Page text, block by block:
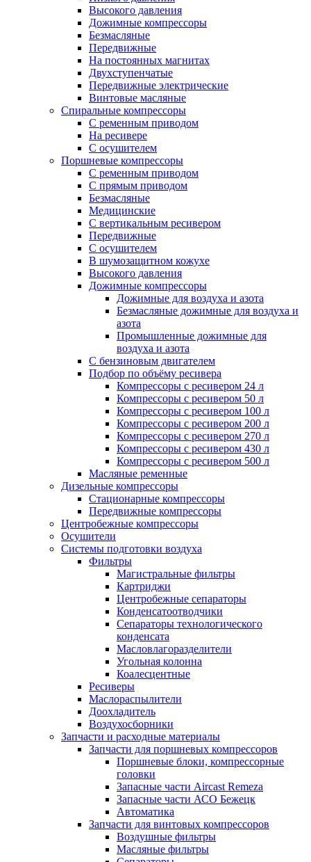
Высокого давления
Дожимные компрессоры
Безмасляные
Передвижные
На постоянных магнитах
Двухступенчатые
Передвижные электрические
Винтовые масляные
Спиральные компрессоры
С ременным приводом
На ресивере
С осушителем
Поршневые компрессоры
С ременным приводом
С прямым приводом
Безмасляные
Медицинские
С вертикальным ресивером
Передвижные
С осушителем
В шумозащитном кожухе
Высокого давления
Дожимные компрессоры
Дожимные для воздуха и азота
Безмасляные дожимные для воздуха и
азота
Промышленные дожимные для
воздуха и азота
С бензиновым двигателем
Подбор по объёму ресивера
Компрессоры с ресивером 24 л
Компрессоры с ресивером 50 л
Компрессоры с ресивером 100 л
Компрессоры с ресивером 200 л
Компрессоры с ресивером 270 л
Компрессоры с ресивером 430 л
Компрессоры с ресивером 500 л
Масляные ременные
Дизельные компрессоры
Стационарные компрессоры
Передвижные компрессоры
Центробежные компрессоры
Осушители
Системы подготовки воздуха
Фильтры
Магистральные фильтры
Картриджи
Центробежные сепараторы
Конденсатоотводчики
Сепараторы технологического
конденсата
Масловлагоразделители
Угольная колонна
Коалесцентные
Ресиверы
Маслораспылители
Доохладитель
Воздухосборники
Запчасти и расходные материалы
Запчасти для поршневых компрессоров
Поршневые блоки, компрессорные
головки
Запасные части Aircast Remeza
Запасные части АСО Бежецк
Автоматика
Запчасти для винтовых компрессоров
Воздушные фильтры
Масляные фильтры